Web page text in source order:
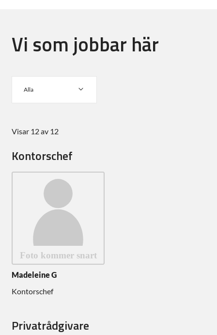
Vi som jobbar här
Alla
Visar 12 av 12
Kontorschef
Madeleine G
Kontorschef
Privatrådgivare